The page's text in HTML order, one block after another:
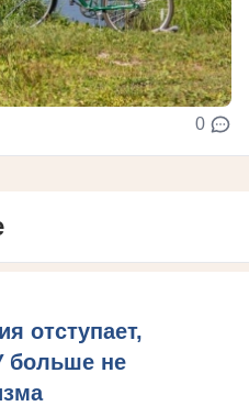
0
отступает,
больше не